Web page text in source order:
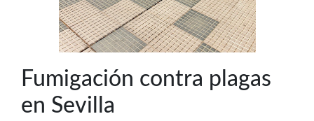
Fumigación contra plagas
en Sevilla